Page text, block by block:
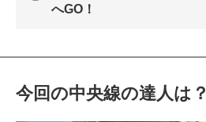
へGO！
今回の中央線の達人は？